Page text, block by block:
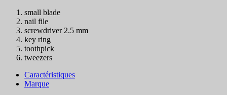
small blade
nail file
screwdriver 2.5 mm
key ring
toothpick
tweezers
Caractéristiques
Marque